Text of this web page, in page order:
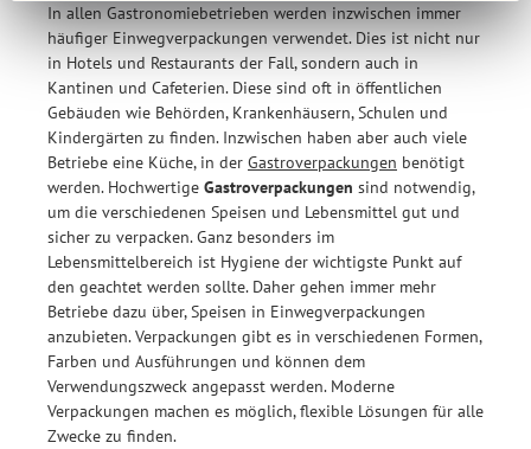
In allen Gastronomiebetrieben werden inzwischen immer
häufiger Einwegverpackungen verwendet. Dies ist nicht nur
in Hotels und Restaurants der Fall, sondern auch in
Kantinen und Cafeterien. Diese sind oft in öffentlichen
Gebäuden wie Behörden, Krankenhäusern, Schulen und
Kindergärten zu finden. Inzwischen haben aber auch viele
Betriebe eine Küche, in der Gastroverpackungen benötigt
werden. Hochwertige Gastroverpackungen sind notwendig,
um die verschiedenen Speisen und Lebensmittel gut und
sicher zu verpacken. Ganz besonders im
Lebensmittelbereich ist Hygiene der wichtigste Punkt auf
den geachtet werden sollte. Daher gehen immer mehr
Betriebe dazu über, Speisen in Einwegverpackungen
anzubieten. Verpackungen gibt es in verschiedenen Formen,
Farben und Ausführungen und können dem
Verwendungszweck angepasst werden. Moderne
Verpackungen machen es möglich, flexible Lösungen für alle
Zwecke zu finden.